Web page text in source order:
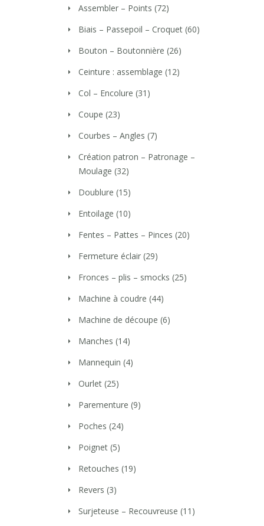
Assembler – Points (72)
Biais – Passepoil – Croquet (60)
Bouton – Boutonnière (26)
Ceinture : assemblage (12)
Col – Encolure (31)
Coupe (23)
Courbes – Angles (7)
Création patron – Patronage –
Moulage (32)
Doublure (15)
Entoilage (10)
Fentes – Pattes – Pinces (20)
Fermeture éclair (29)
Fronces – plis – smocks (25)
Machine à coudre (44)
Machine de découpe (6)
Manches (14)
Mannequin (4)
Ourlet (25)
Parementure (9)
Poches (24)
Poignet (5)
Retouches (19)
Revers (3)
Surjeteuse – Recouvreuse (11)